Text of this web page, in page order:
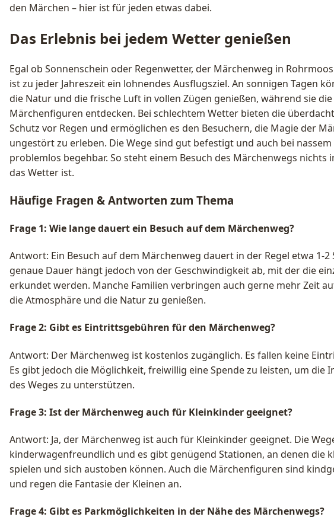
den Märchen – hier ist für jeden etwas dabei.
Das Erlebnis bei jedem Wetter genießen
Egal ob Sonnenschein oder Regenwetter, der Märchenweg in
ist zu jeder Jahreszeit ein lohnendes Ausflugsziel. An sonnigen Tagen
die Natur und die frische Luft in vollen Zügen genießen, während sie
Märchenfiguren entdecken. Bei schlechtem Wetter bieten die
Schutz vor Regen und ermöglichen es den Besuchern, die Magie der
ungestört zu erleben. Die Wege sind gut befestigt und auch bei
problemlos begehbar. So steht einem Besuch des Märchenwegs nichts
das Wetter ist.
Häufige Fragen & Antworten zum Thema
Frage 1: Wie lange dauert ein Besuch auf dem Märchenweg?
Antwort: Ein Besuch auf dem Märchenweg dauert in der Regel etwa 1-2
genaue Dauer hängt jedoch von der Geschwindigkeit ab, mit der die
erkundet werden. Manche Familien verbringen auch gerne mehr Zeit
die Atmosphäre und die Natur zu genießen.
Frage 2: Gibt es Eintrittsgebühren für den Märchenweg?
Antwort: Der Märchenweg ist kostenlos zugänglich. Es fallen keine
Es gibt jedoch die Möglichkeit, freiwillig eine Spende zu leisten, um die
des Weges zu unterstützen.
Frage 3: Ist der Märchenweg auch für Kleinkinder geeignet?
Antwort: Ja, der Märchenweg ist auch für Kleinkinder geeignet. Die
kinderwagenfreundlich und es gibt genügend Stationen, an denen die
spielen und sich austoben können. Auch die Märchenfiguren sind
und regen die Fantasie der Kleinen an.
Frage 4: Gibt es Parkmöglichkeiten in der Nähe des Märchenwegs?